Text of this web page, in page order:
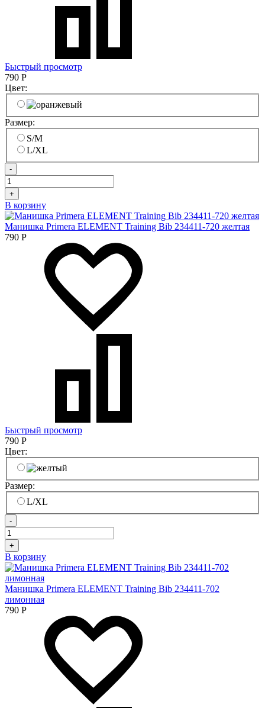
Быстрый просмотр
790 Р
Цвет:
Размер:
S/M
L/XL
-
+
В корзину
Манишка Primera ELEMENT Training Bib 234411-720 желтая
790 Р
Быстрый просмотр
790 Р
Цвет:
Размер:
L/XL
-
+
В корзину
Манишка Primera ELEMENT Training Bib 234411-702
лимонная
790 Р